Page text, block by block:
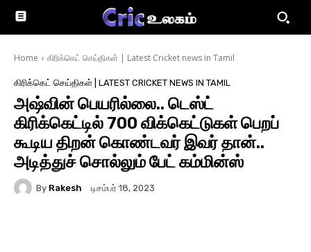
Home கிரிக்கெட் செய்திகள் | Latest Cricket news in Tamil
கிரிக்கெட் செய்திகள் | LATEST CRICKET NEWS IN TAMIL
அஷ்வின் பெயரில்லை.. டெஸ்ட்
கிரிக்கெட்டில் 700 விக்கெட்டுகள் பெறப்
கூடிய திறன் கொண்டவர் இவர் தான்..
அடித்துச் சொல்லும் பேட் கம்மின்ஸ்
By Rakesh டிசம்பர் 18, 2023